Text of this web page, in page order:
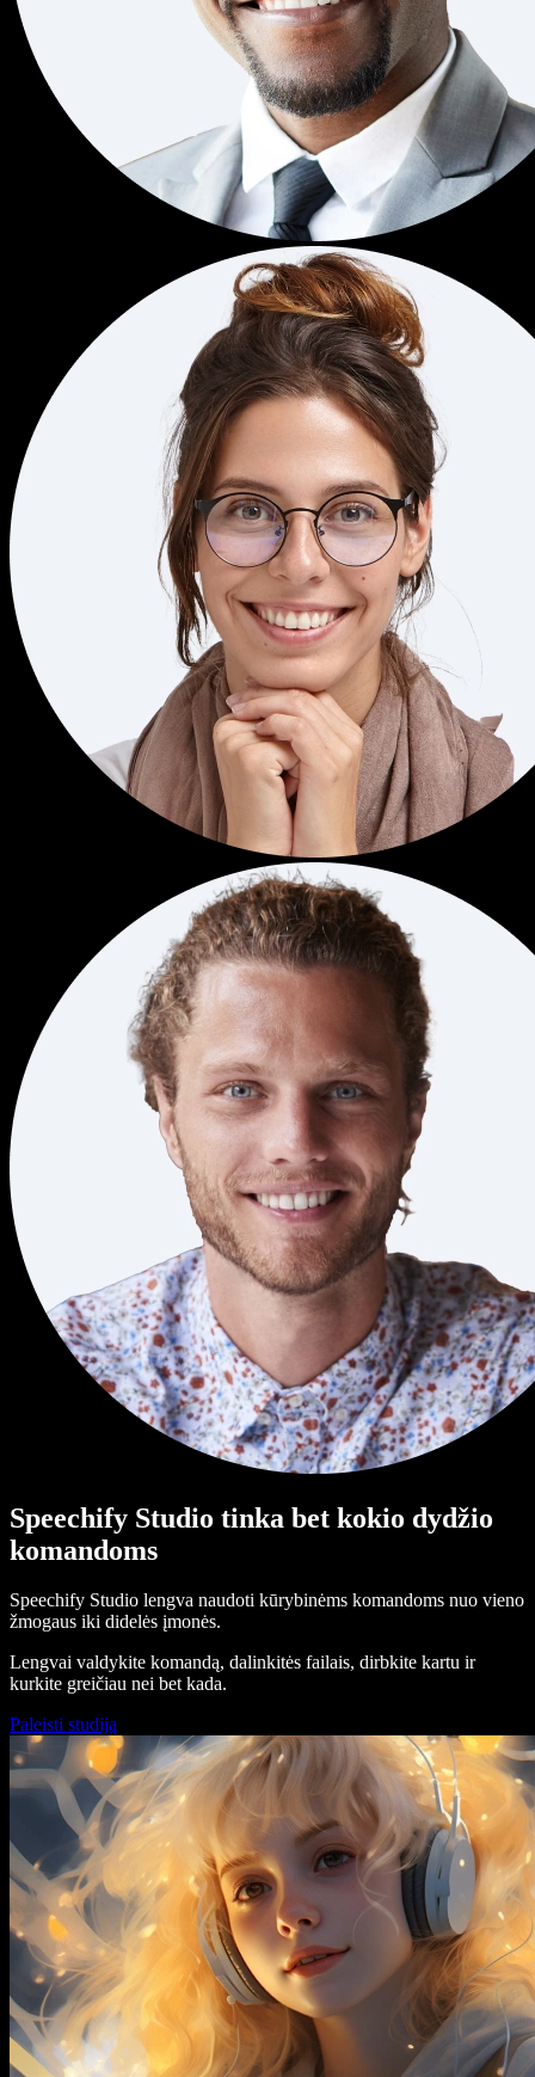
Speechify Studio tinka bet kokio dydžio
komandoms
Speechify Studio lengva naudoti kūrybinėms komandoms nuo vieno
žmogaus iki didelės įmonės.
Lengvai valdykite komandą, dalinkitės failais, dirbkite kartu ir
kurkite greičiau nei bet kada.
Paleisti studiją